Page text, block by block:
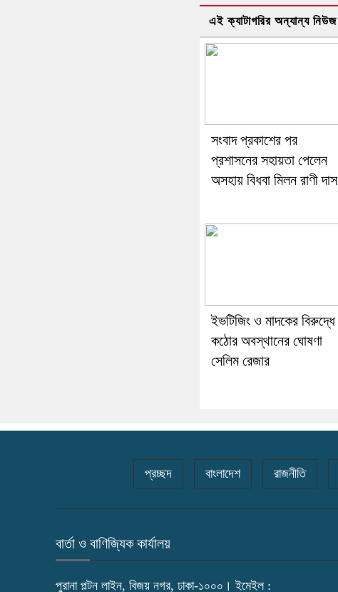
এই ক্যাটাগরির অন্যান্য নিউজ
সংবাদ প্রকাশের পর
প্রশাসনের সহায়তা পেলেন
অসহায় বিধবা মিলন রাণী দাস
ইভটিজিং ও মাদকের বিরুদ্ধে
কঠোর অবস্থানের ঘোষণা
সেলিম রেজার
প্রচ্ছদ বাংলাদেশ রাজনীতি
বার্তা ও বাণিজ্যিক কার্যালয়
পুরানা পল্টন লাইন, বিজয় নগর, ঢাকা-১০০০। ইমেইল :